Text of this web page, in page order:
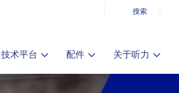
搜索
技术平台 配件 关于听力